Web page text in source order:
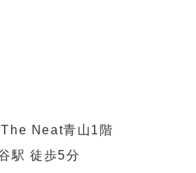
Neat青山1階
駅 徒歩5分